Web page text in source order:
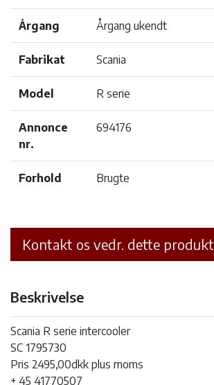
Årgang Årgang ukendt
Fabrikat Scania
Model R serie
Annonce
nr.
694176
Forhold Brugte
Kontakt os vedr. dette produkt
Beskrivelse
Scania R serie intercooler
SC 1795730
Pris 2495,00dkk plus moms
+ 45 41770507